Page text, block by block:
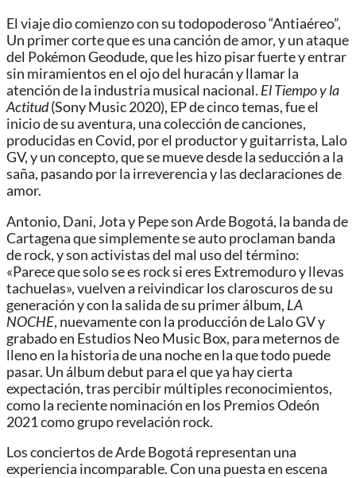
El viaje dio comienzo con su todopoderoso “Antiaéreo”,
Un primer corte que es una canción de amor, y un ataque
del Pokémon Geodude, que les hizo pisar fuerte y entrar
sin miramientos en el ojo del huracán y llamar la
atención de la industria musical nacional. El Tiempo y la
Actitud(Sony Music 2020), EP de cinco temas, fue el
inicio de su aventura, una colección de canciones,
producidas en Covid, por el productor y guitarrista, Lalo
GV, y un concepto, que se mueve desde la seducción a la
saña, pasando por la irreverencia y las declaraciones de
amor.
Antonio, Dani, Jota y Pepe son Arde Bogotá, la banda de
Cartagena que simplemente se auto proclaman banda
de rock, y son activistas del mal uso del término:
«Parece que solo se es rock si eres Extremoduro y llevas
tachuelas», vuelven a reivindicar los claroscuros de su
generación y con la salida de su primer álbum, LA
NOCHE, nuevamente con la producción de Lalo GV y
grabado en Estudios Neo Music Box, para meternos de
lleno en la historia de una noche en la que todo puede
pasar. Un álbum debut para el que ya hay cierta
expectación, tras percibir múltiples reconocimientos,
como la reciente nominación en los Premios Odeón
2021 como grupo revelación rock.
Los conciertos de Arde Bogotá representan una
experiencia incomparable. Con una puesta en escena